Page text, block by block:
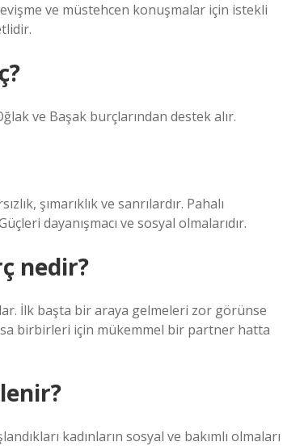
ve müstehcen konuşmalar için istekli
ve Başak burçlarından destek alır.
şımarıklık ve sanrılardır. Pahalı
dayanışmacı ve sosyal olmalarıdır.
nedir?
İlk başta bir araya gelmeleri zor görünse
birbirleri için mükemmel bir partner hatta
kadınların sosyal ve bakımlı olmaları